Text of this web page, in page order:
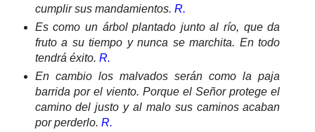
cumplir sus mandamientos. R.
Es como un árbol plantado junto al río, que da
fruto a su tiempo y nunca se marchita. En todo
tendrá éxito. R.
En cambio los malvados serán como la paja
barrida por el viento. Porque el Señor protege el
camino del justo y al malo sus caminos acaban
por perderlo. R.